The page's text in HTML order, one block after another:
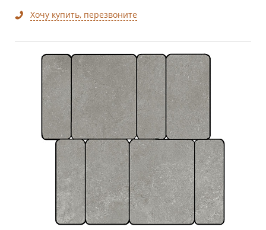
Хочу купить, перезвоните